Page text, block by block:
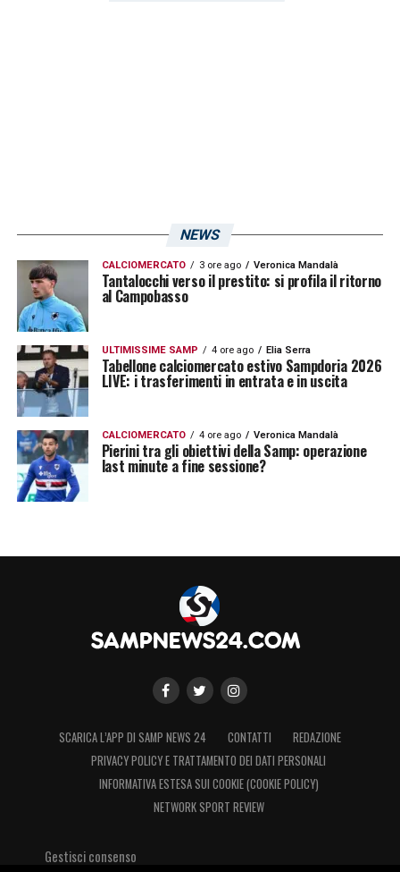
impegno sarà alquanto proibitivo con le
blucerchiate che in campionato
affronteranno la forte capolistaJuventus.
LA PLAYLIST DELLE NOSTRE TOP NEWS
NEWS
CALCIOMERCATO 3 ore ago Veronica Mandalà
Tantalocchi verso il prestito: si profila il ritorno
al Campobasso
ULTIMISSIME SAMP 4 ore ago Elia Serra
Tabellone calciomercato estivo Sampdoria 2026
LIVE: i trasferimenti in entrata e in uscita
CALCIOMERCATO 4 ore ago Veronica Mandalà
Pierini tra gli obiettivi della Samp: operazione
last minute a fine sessione?
SCARICA L’APP DI SAMP NEWS 24 CONTATTI
REDAZIONE
PRIVACY POLICY E TRATTAMENTO DEI DATI PERSONALI
INFORMATIVA ESTESA SUI COOKIE (COOKIE POLICY)
NETWORK SPORT REVIEW
Gestisci consenso